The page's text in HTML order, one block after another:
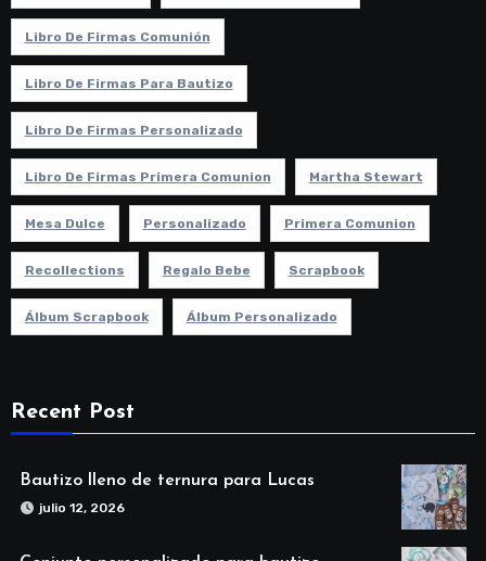
Libro De Firmas Comunión
Libro De Firmas Para Bautizo
Libro De Firmas Personalizado
Libro De Firmas Primera Comunion Martha Stewart
Mesa Dulce Personalizado Primera Comunion
Recollections Regalo Bebe Scrapbook
Álbum Scrapbook Álbum Personalizado
Recent Post
Bautizo lleno de ternura para Lucas
julio 12, 2026